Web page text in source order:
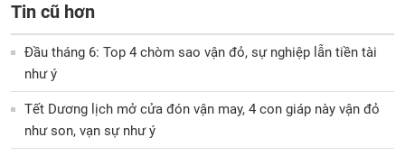
Tin cũ hơn
Đầu tháng 6: Top 4 chòm sao vận đỏ, sự nghiệp lẫn tiền tài
như ý
Tết Dương lịch mở cửa đón vận may, 4 con giáp này vận đỏ
như son, vạn sự như ý